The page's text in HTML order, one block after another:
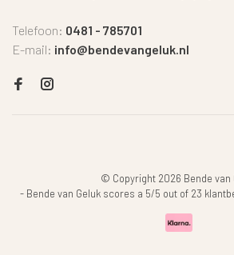
Telefoon: 0481 - 785701
E-mail: info@bendevangeluk.nl
© Copyright 2026 Bende van
- Bende van Geluk scores a 5/5 out of 23